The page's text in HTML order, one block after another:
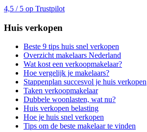
4,5 / 5 op Trustpilot
Huis verkopen
Beste 9 tips huis snel verkopen
Overzicht makelaars Nederland
Wat kost een verkoopmakelaar?
Hoe vergelijk je makelaars?
Stappenplan succesvol je huis verkopen
Taken verkoopmakelaar
Dubbele woonlasten, wat nu?
Huis verkopen belasting
Hoe je huis snel verkopen
Tips om de beste makelaar te vinden